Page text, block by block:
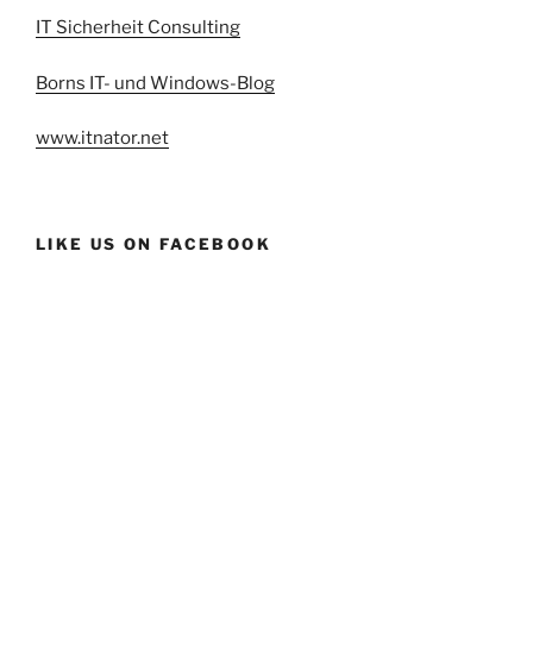
IT Sicherheit Consulting
Borns IT- und Windows-Blog
www.itnator.net
LIKE US ON FACEBOOK